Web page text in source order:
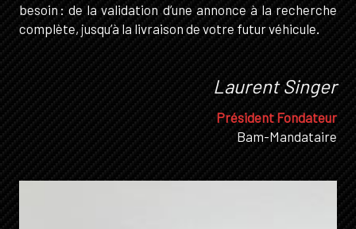
besoin : de la validation d’une annonce à la recherche
complète, jusqu’à la livraison de votre futur véhicule.
Laurent Singer
Président Fondateur
Bam-Mandataire